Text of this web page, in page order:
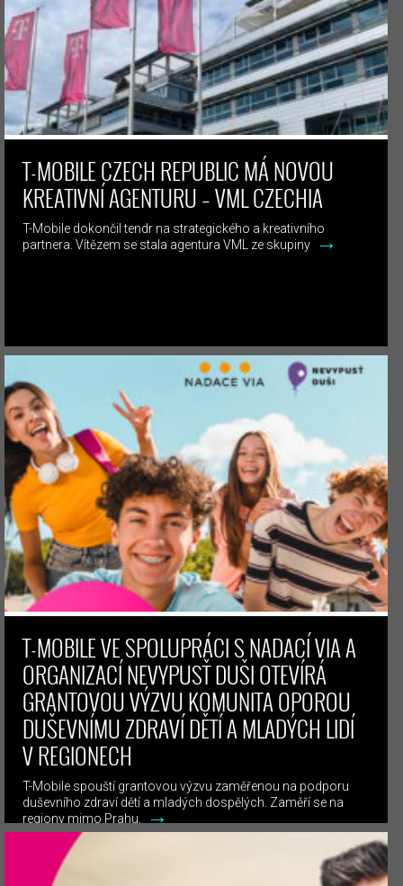
T-MOBILE CZECH REPUBLIC MÁ NOVOU
KREATIVNÍ AGENTURU – VML CZECHIA
T-Mobile dokončil tendr na strategického a kreativního
partnera. Vítězem se stala agentura VML ze skupiny
→
T-MOBILE VE SPOLUPRÁCI S NADACÍ VIA A
ORGANIZACÍ NEVYPUSŤ DUŠI OTEVÍRÁ
GRANTOVOU VÝZVU KOMUNITA OPOROU
DUŠEVNÍMU ZDRAVÍ DĚTÍ A MLADÝCH LIDÍ
V REGIONECH
T-Mobile spouští grantovou výzvu zaměřenou na podporu
duševního zdraví dětí a mladých dospělých. Zaměří se na
regiony mimo Prahu,
→